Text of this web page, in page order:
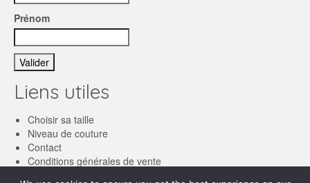
Prénom
Liens utiles
Choisir sa taille
Niveau de couture
Contact
Conditions générales de vente